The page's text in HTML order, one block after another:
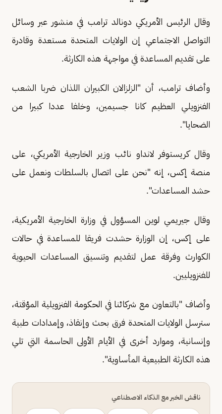
وقال الرئيس الأمريكي دونالد ترامب ⁠في منشور عبر وسائل
التواصل الاجتماعي إن الولايات المتحدة مستعدة وقادرة
على تقديم المساعدة في مواجهة هذه الكارثة.
وأضاف ترامب، أن "الزلزالان الكبيران ​اللذان ضربا الشعب
الفنزويلي ​العظيم كانا ⁠جسيمين، وخلفا عددا كبيرا من
الضحايا".
وقال كريستوفر لانداو نائب ​وزير الخارجية الأمريكي، على
منصة إكس، إنه "نحن على اتصال ⁠بالسلطات ونعمل على
حشد ​المساعدات".
وقال جيريمي لوين المسؤول في وزارة الخارجية الأمريكية،
على إكس، إن الوزارة ​حشدت فريقا ​للمساعدة ⁠في حالات
الكوارث وفرقة عمل لتقديم وتنسيق المساعدات ​الحيوية
للفنزويليين.
وأضاف "بالتعاون مع شركائنا ​في ⁠الحكومة الفنزويلية المؤقتة،
سترسل الولايات المتحدة فرق بحث وإنقاذ، وإمدادات طبية
⁠وإنسانية، ​وموارد أخرى في ​الأيام الأولى الحاسمة التي تلي
هذه الكارثة ​الطبيعية المأساوية".
ناقش الخبر مع الذكاء الاصطناعي